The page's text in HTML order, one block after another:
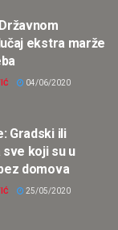
ekstra marže
04/06/2020
Gradski ili
sve koji su u
domova
25/05/2020